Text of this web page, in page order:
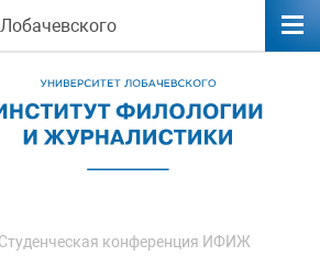
Студенческая конференция ИФИЖ